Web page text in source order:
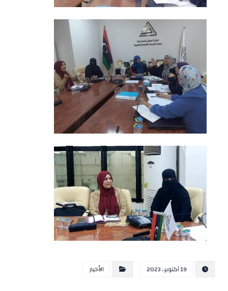
19 أكتوبر، 2023 الأخبار